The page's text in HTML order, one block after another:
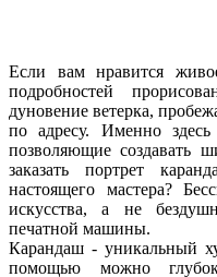
Если вам нравится
подробностей
дуновение ветерка,
по адресу. Именно здесь
позволяющие создавать
заказать портрет
настоящего мастера?
искусства, а не
печатной машины.
Карандаш - уникальный
помощью можно